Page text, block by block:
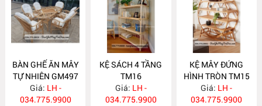
BÀN GHẾ ĂN MÂY
TỰ NHIÊN GM497
Giá: LH -
034.775.9900
KỆ SÁCH 4 TẦNG
TM16
Giá: LH -
034.775.9900
KỆ MÂY ĐỨNG
HÌNH TRÒN TM15
Giá: LH -
034.775.9900